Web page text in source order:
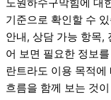
노원하수구막힘에 대
기준으로 확인할 수
안내, 상담 가능 항목,
어 보면 필요한 정보
란트라도 이용 목적
흐름을 함께 보는 것